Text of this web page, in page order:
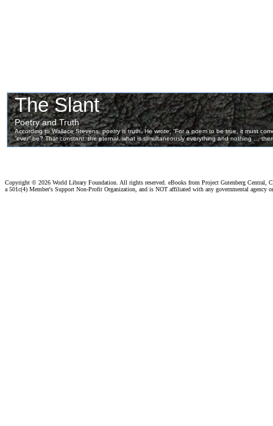
Copyright © 2026 World Library Foundation. All rights reserved. eBooks from Project Gutenberg Central,
a 501c(4) Member's Support Non-Profit Organization, and is NOT affiliated with any governmental agency